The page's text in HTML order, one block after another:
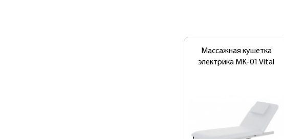
Массажная кушетка
электрика MK-01 Vital